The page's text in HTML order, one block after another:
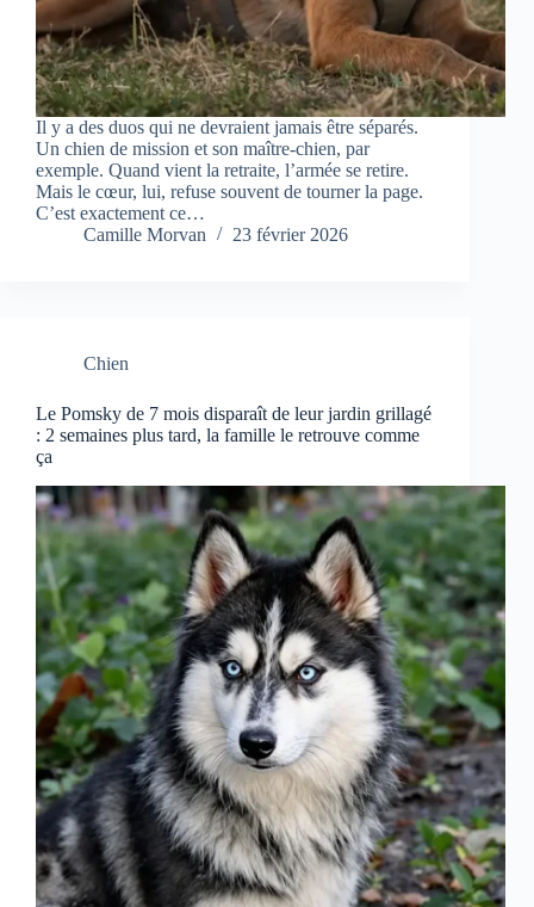
Il y a des duos qui ne devraient jamais être séparés.
Un chien de mission et son maître-chien, par
exemple. Quand vient la retraite, l’armée se retire.
Mais le cœur, lui, refuse souvent de tourner la page.
C’est exactement ce…
Camille Morvan
23 février 2026
Chien
Le Pomsky de 7 mois disparaît de leur jardin grillagé
: 2 semaines plus tard, la famille le retrouve comme
ça